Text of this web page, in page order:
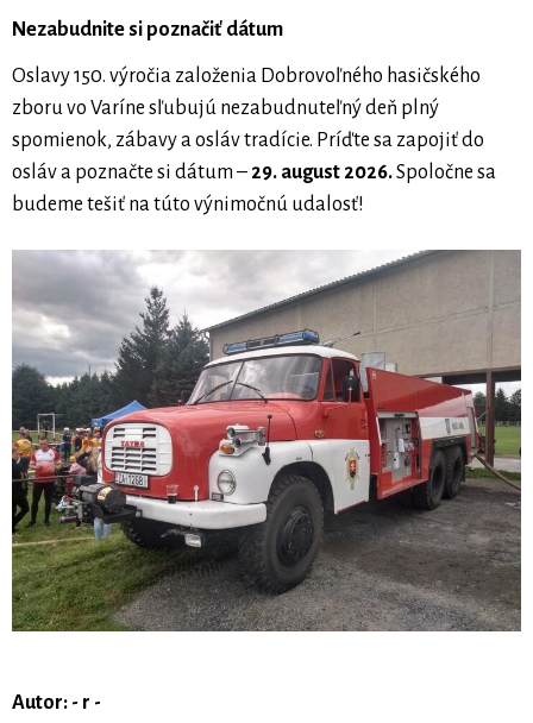
Nezabudnite si poznačiť dátum
Oslavy 150. výročia založenia Dobrovoľného hasičského
zboru vo Varíne sľubujú nezabudnuteľný deň plný
spomienok, zábavy a osláv tradície. Príďte sa zapojiť do
osláv a poznačte si dátum – 29. august 2026.Spoločne sa
budeme tešiť na túto výnimočnú udalosť!
Autor: - r -